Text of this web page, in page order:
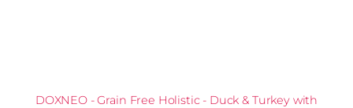
DOXNEO - Grain Free Holistic - Duck & Turkey with